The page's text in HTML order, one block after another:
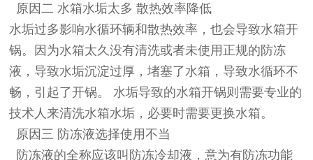
原因二 水箱水垢太多 散热效率降低
水垢过多影响水循环辆和散热效率，也会导致水箱开
锅。因为水箱太久没有清洗或者未使用正规的防冻
液，导致水垢沉淀过厚，堵塞了水箱，导致水循环不
畅，引起了开锅。 水垢导致的水箱开锅则需要专业的
技术人来清洗水箱水垢，必要时需要更换水箱。
原因三 防冻液选择使用不当
防冻液的全称应该叫防冻冷却液，意为有防冻功能